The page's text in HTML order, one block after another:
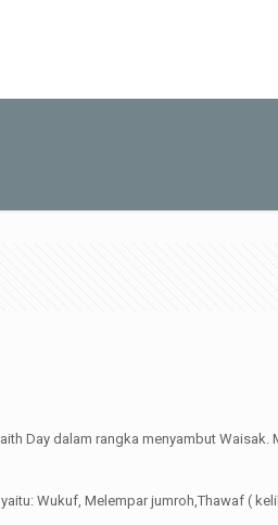
Day dalam rangka menyambut
Wukuf, Melempar jumroh,Thawaf (